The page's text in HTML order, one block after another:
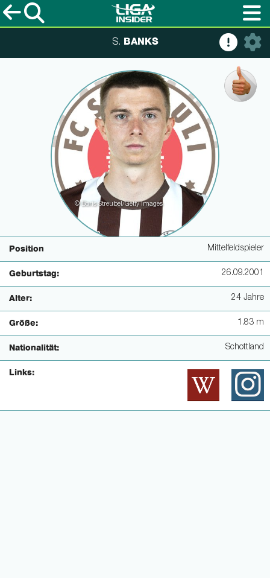
S. BANKS
© Boris Streubel/Getty Images
Position Mittelfeldspieler
Geburtstag: 26.09.2001
Alter: 24 Jahre
Größe: 1.83 m
Nationalität: Schottland
Links: